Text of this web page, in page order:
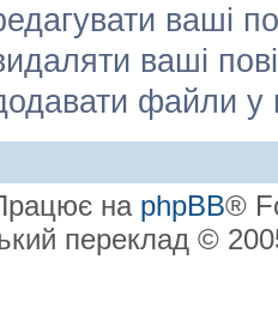
ваші
ваші
файли у
на phpBB®
переклад ©